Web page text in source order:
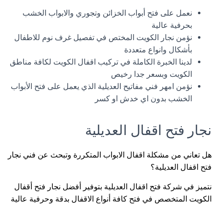
نعمل على فتح أبواب الخزائن وتجوري والابواب الخشب
بحرفية عالية
نؤمن نجار الكويت المختص في تفصيل غرف نوم للاطفال
بأشكال وانواع متعددة
لدينا الخبرة الكاملة في تركيب اقفال الكويت لكافة مناطق
الكويت وبسعر جدا رخيص
نؤمن امهر فني مفاتيح العديلية الذي يعمل على فتح الأبواب
الخشب بدون اي خدش او كسر
نجار فتح اقفال العديلية
هل تعاني من مشكلة اقفال الابواب المتكررة وتبحث عن فني نجار
فتح اقفال العديلية؟
نتميز في شركة فتح اقفال العديلية بتوفير أفضل نجار فتح أقفال
الكويت المتخصص في فتح كافة أنواع الاقفال بدقة وحرفية عالية